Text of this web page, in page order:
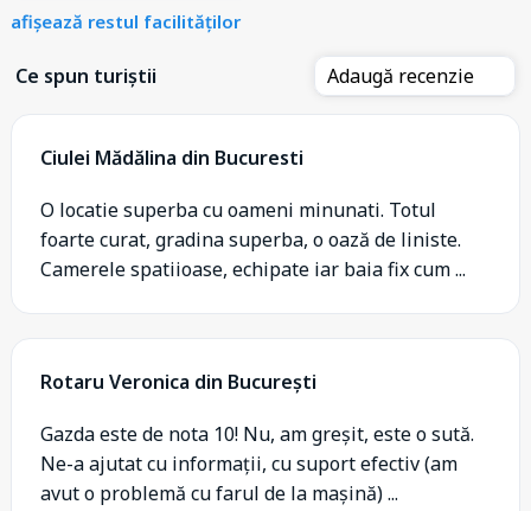
afișează restul facilităților
Ce spun turiștii Adaugă recenzie
Ciulei Mădălina din Bucuresti
O locatie superba cu oameni minunati. Totul
foarte curat, gradina superba, o oază de liniste.
Camerele spatiioase, echipate iar baia fix cum ...
Rotaru Veronica din București
Gazda este de nota 10! Nu, am greșit, este o sută.
Ne-a ajutat cu informații, cu suport efectiv (am
avut o problemă cu farul de la mașină) ...